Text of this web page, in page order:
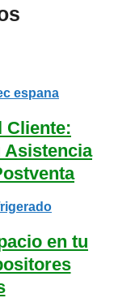
Cliente:
Asistencia
en tu